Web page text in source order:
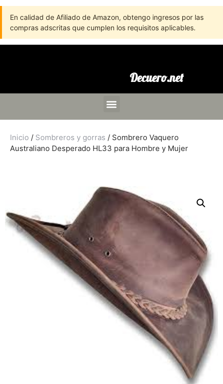
En calidad de Afiliado de Amazon, obtengo ingresos por las
compras adscritas que cumplen los requisitos aplicables.
Decuero.net
Inicio / Sombreros y gorras / Sombrero Vaquero
Australiano Desperado HL33 para Hombre y Mujer